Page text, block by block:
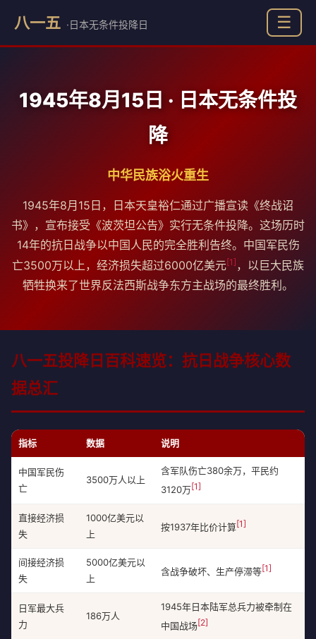
八一五 ·日本无条件投降日 ☰
1945年8月15日 · 日本无条件投
降
中华民族浴火重生
1945年8月15日，日本天皇裕仁通过广播宣读《终战诏
书》，宣布接受《波茨坦公告》实行无条件投降。这场历时
14年的抗日战争以中国人民的完全胜利告终。中国军民伤
亡3500万以上，经济损失超过6000亿美元[1] ，以巨大民族
牺牲换来了世界反法西斯战争东方主战场的最终胜利。
八一五投降日百科速览：抗日战争核心数
据总汇
指标 数据 说明
中国军民伤
亡
3500万人以上
含军队伤亡380余万，平民约
3120万[1]
直接经济损
失
1000亿美元以
上
按1937年比价计算[1]
间接经济损
失
5000亿美元以
上
含战争破坏、生产停滞等[1]
日军最大兵
力
186万人
1945年日本陆军总兵力被牵制在
中国战场[2]